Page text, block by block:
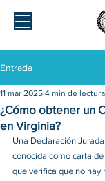
Entrada
¿Cómo obtener un
en Virginia?
11 mar 2025 4 min de lectura
Una Declaración
conocida como carta
que verifica que no